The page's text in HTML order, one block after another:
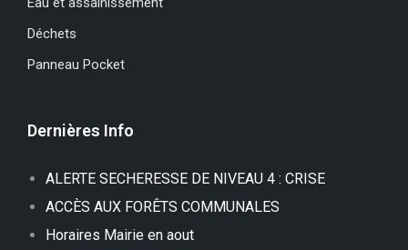
Déchets
Panneau Pocket
Dernières Info
ALERTE SECHERESSE DE NIVEAU 4 : CRISE
ACCÈS AUX FORÊTS COMMUNALES
Horaires Mairie en aout